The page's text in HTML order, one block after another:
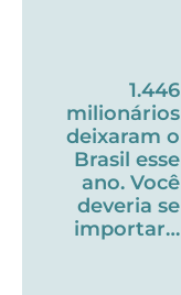
1.446
milionários
deixaram o
Brasil esse
ano. Você
deveria se
importar…